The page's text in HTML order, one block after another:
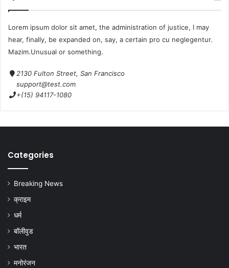
Lorem ipsum dolor sit amet, the administration of justice, I may
hear, finally, be expanded on, say, a certain pro cu neglegentur.
Mazim.Unusual or something.
2130 Fulton Street, San Francisco
support@test.com
+(15) 94117-1080
Categories
Breaking News
क्राइम
धर्म
बॉलीवुड
भारत
मनोरंजन